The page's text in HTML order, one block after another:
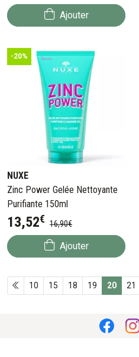
Ajouter
-20%
NUXE
Zinc Power Gelée Nettoyante
Purifiante 150ml
13,52€ 16,90€
Ajouter
10 15 18 19 20 21